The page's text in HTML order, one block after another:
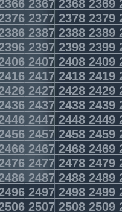
2367 23682369
2377 23782379
2387 23882389
2397 23982399
2407 24082409
2417 24182419
2427 24282429
2437 24382439
2447 24482449
2457 24582459
2467 24682469
2477 24782479
2487 24882489
2497 24982499
2507 25082509